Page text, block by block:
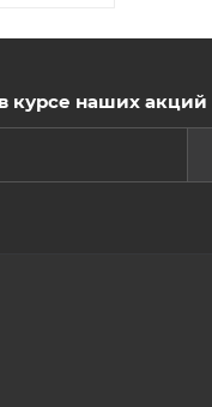
курсе наших акций